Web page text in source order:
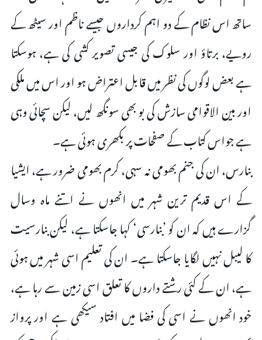
ساتھ اس نظام کے دو اہم کرداروں جیسے ناظم اور سیٹھ کے
رویے، برتاؤ اور سلوک کی جیسی تصویر کشی کی ہے، ہوسکتا
ہے بعض لوگوں کی نظر میں قابل اعتراض ہو اور اس میں ملکی
اور بین الاقوامی سازش کی بو بھی سونگھ لیں، لیکن سچائی وہی
ہے جواس کتاب کے صفحات پر بکھری ہوئی ہے۔
بنارس، ان کی جنم بھومی نہ سہی، کرم بھومی ضرور ہے، ایشیا
کے اس قدیم ترین شہر میں انھوں نے اتنے ماہ وسال
گزارے ہیں کہ ان کو ’بنارسی‘ کہا جاسکتا ہے، لیکن بنارسیت
کا لیبل نہیں لگایا جاسکتا ہے۔ ان کی تعلیم اسی شہر میں ہوئی
ہے، ان کے کئی رشتے داروں کا تعلق اسی زمین سے رہا ہے،
خود انھوں نے اسی کی فضا میں افتاد سیکھی ہے اور پرواز